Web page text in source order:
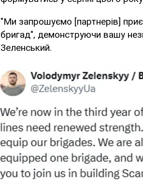
"Ми запрошуємо [партнерів]
бригад", демонструючи вашу
Зеленський.